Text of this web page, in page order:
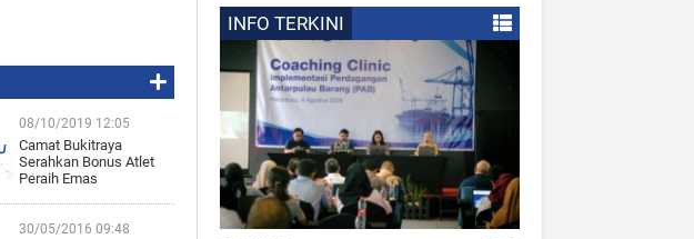
08/10/2019 12:05
Camat Bukitraya
Serahkan Bonus Atlet
Peraih Emas
30/05/2016 09:48
INFO TERKINI